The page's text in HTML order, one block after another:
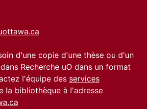
d'une copie d'une thèse ou d'un
Recherche uO dans un format
l'équipe des services
la bibliothèque à l'adresse